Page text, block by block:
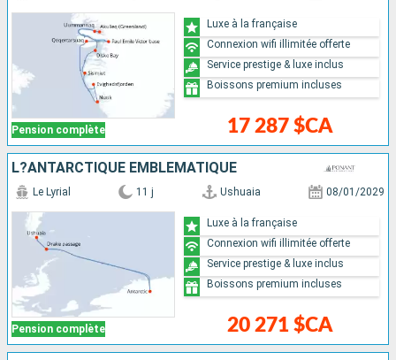
Pension complète 17 287 $CA
Luxe à la française
Connexion wifi illimitée offerte
Service prestige & luxe inclus
Boissons premium incluses
L?ANTARCTIQUE EMBLÉMATIQUE
Pension complète
Le Lyrial 11 j Ushuaia 08/01/2029
20 271 $CA
Luxe à la française
Connexion wifi illimitée offerte
Service prestige & luxe inclus
Boissons premium incluses